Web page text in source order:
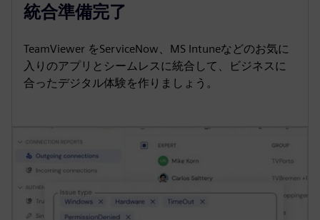
統合準備完了
TeamViewer をServiceNow、MS Intuneなどのお気に
入りのアプリとシームレスに統合して、ビジネスに
合ったデジタル体験を作りましょう。